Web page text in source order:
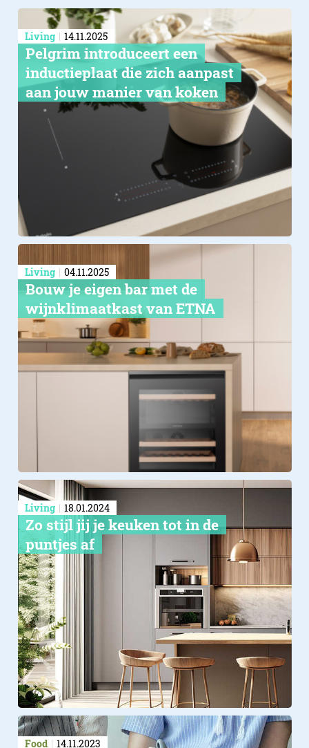
Living 14.11.2025
Pelgrim introduceert een
inductieplaat die zich aanpast
aan jouw manier van koken
Living 04.11.2025
Bouw je eigen bar met de
wijnklimaatkast van ETNA
Living 18.01.2024
​Zo stijl jij je keuken tot in de
puntjes af
Food 14.11.2023